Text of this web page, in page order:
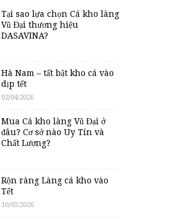
Tại sao lựa chọn Cá kho làng
Vũ Đại thương hiệu
DASAVINA?
Hà Nam – tất bật kho cá vào
dịp tết
02/04/2026
Mua Cá kho làng Vũ Đại ở
đâu? Cơ sở nào Uy Tín và
Chất Lượng?
Rộn ràng Làng cá kho vào
Tết
10/03/2026